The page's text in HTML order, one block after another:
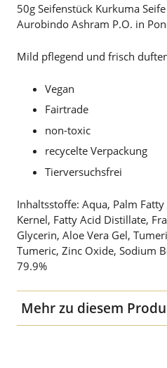
50g Seifenstück Kurkuma
Aurobindo Ashram P.O. in
Mild pflegend und frisch
Vegan
Fairtrade
non-toxic
recycelte Verpackung
Tierversuchsfrei
Inhaltsstoffe: Aqua, Palm
Kernel, Fatty Acid Distillate,
Glycerin, Aloe Vera Gel,
Tumeric, Zinc Oxide, Sodium
79.9%
Mehr zu diesem